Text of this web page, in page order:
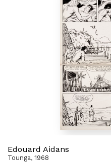
Edouard Aidans
Tounga, 1968